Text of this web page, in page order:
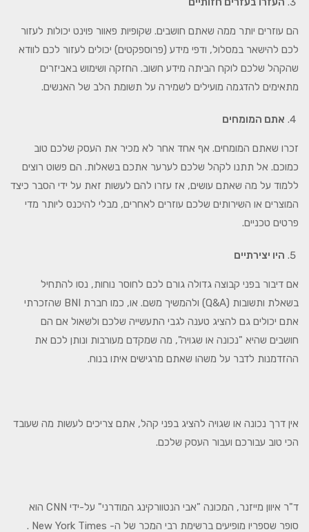
הם עוזרים יותר ממה שאתם חושבים. שקופיות פאוור פוינט יכולות לעזור
לכם להישאר במסלול, ודפי מידע (פרוספקטים) יכולים לעזור לכם לוודא
שהקהל שלכם לוקח הביתה מידע חשוב. החזקה ושימוש באביזרים
מתאימים להדגמה מועילים לשמירה על תשומת הלב של האנשים.
אתם המומחים
זכרו שאתם המומחים. אף אחד אחר לא מכיר את העסק שלכם טוב
כמוכם. אל תתנו לקהל שלכם לערער אתכם בשאלות. הם פשוט רוצים
ללמוד על מה שאתם עושים, אז עזרו להם לעשות זאת על ידי הסבר כיצד
המוצרים או השירותים שלכם עוזרים לאחרים, מבלי להיכנס ליותר מדי
פרטים טכניים.
היו יצירתיים
אם דיבור בפני קבוצה גדולה גורם לכם לחוסר נוחות, נסו להתחיל
בשאלת ותשובות (Q&A) ולהמשיך משם. או, כמו חברת BNI שהזכרתי
אתם יכולים גם להציג טענה לגבי התעשייה שלכם ולשאול אם הם
חושבים שהיא "נכונה או שגויה", מה שמקדם מעורבות ונותן לכם את
ההזדמנות לדבר על משהו שאתם מרגישים איתו בנוח.
אין דרך נכונה או שגויה להציג בפני קהל, אתם צריכים לעשות מה שעובד
הכי טוב עבורכם ועבור העסק שלכם.
ד"ר איוון מייזנר, המכונה "אבי הנטוורקינג המודרני" על-ידי CNN הוא
סופר שספריו מופיעים ברשימת רבי המכר של ה- New York Times .